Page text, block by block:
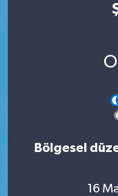
Bölgesel
16
Son Dakika